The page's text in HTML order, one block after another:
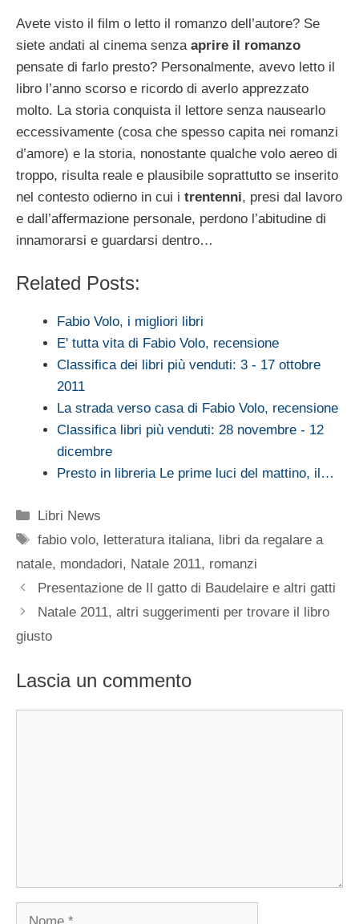
Avete visto il film o letto il romanzo dell’autore? Se
siete andati al cinema senza aprire il romanzo
pensate di farlo presto? Personalmente, avevo letto il
libro l’anno scorso e ricordo di averlo apprezzato
molto. La storia conquista il lettore senza nausearlo
eccessivamente (cosa che spesso capita nei romanzi
d’amore) e la storia, nonostante qualche volo aereo di
troppo, risulta reale e plausibile soprattutto se inserito
nel contesto odierno in cui i trentenni, presi dal lavoro
e dall’affermazione personale, perdono l’abitudine di
innamorarsi e guardarsi dentro…
Related Posts:
Fabio Volo, i migliori libri
E' tutta vita di Fabio Volo, recensione
Classifica dei libri più venduti: 3 - 17 ottobre
2011
La strada verso casa di Fabio Volo, recensione
Classifica libri più venduti: 28 novembre - 12
dicembre
Presto in libreria Le prime luci del mattino, il…
Categorie
Libri News
Tag
fabio volo, letteratura italiana, libri da regalare a
natale, mondadori, Natale 2011, romanzi
Presentazione de Il gatto di Baudelaire e altri gatti
Natale 2011, altri suggerimenti per trovare il libro
giusto
Lascia un commento